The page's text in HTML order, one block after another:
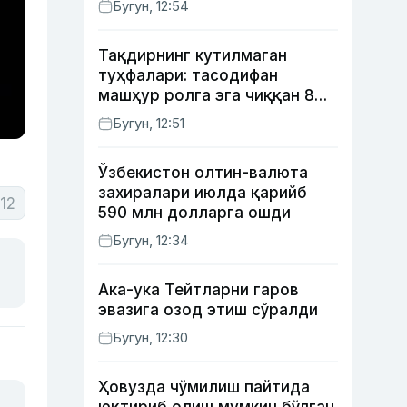
12
Бугун, 12:54
Тақдирнинг кутилмаган
туҳфалари: тасодифан
машҳур ролга эга чиққан 8
актёр
Бугун, 12:51
Ўзбекистон олтин-валюта
захиралари июлда қарийб
590 млн долларга ошди
Бугун, 12:34
Ака-ука Тейтларни гаров
эвазига озод этиш сўралди
Бугун, 12:30
Ҳовузда чўмилиш пайтида